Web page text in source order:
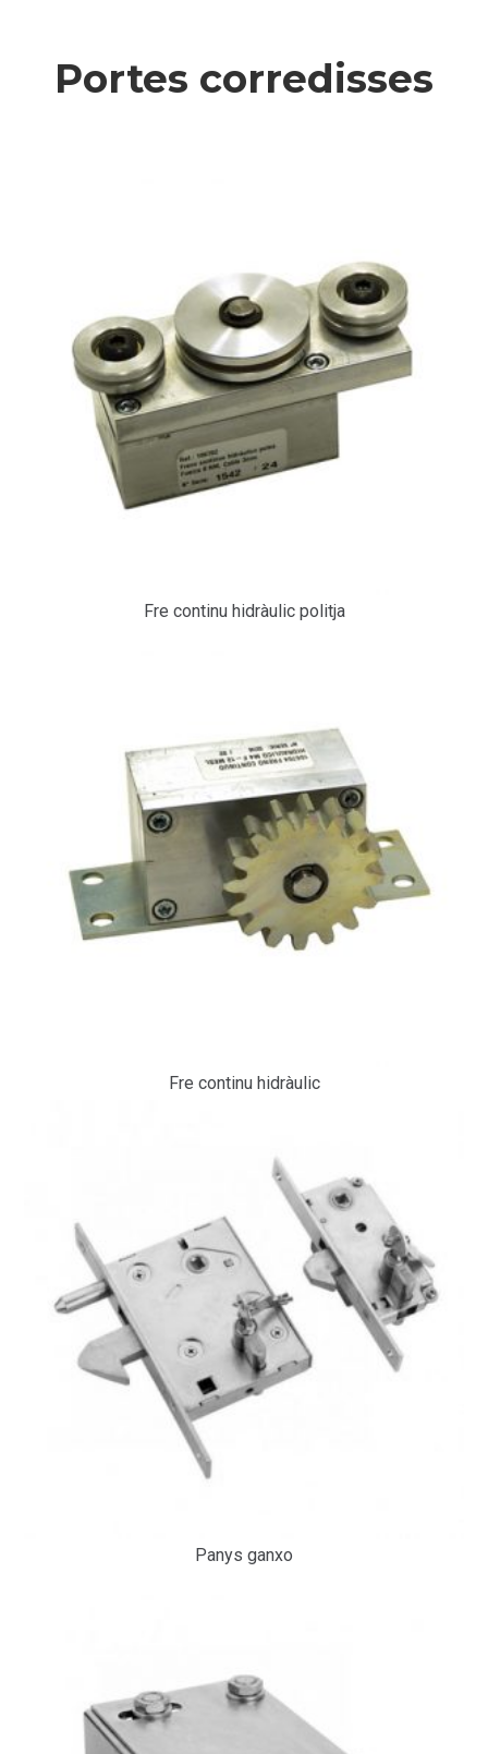
Portes corredisses
Fre continu hidràulic politja
Fre continu hidràulic
Panys ganxo